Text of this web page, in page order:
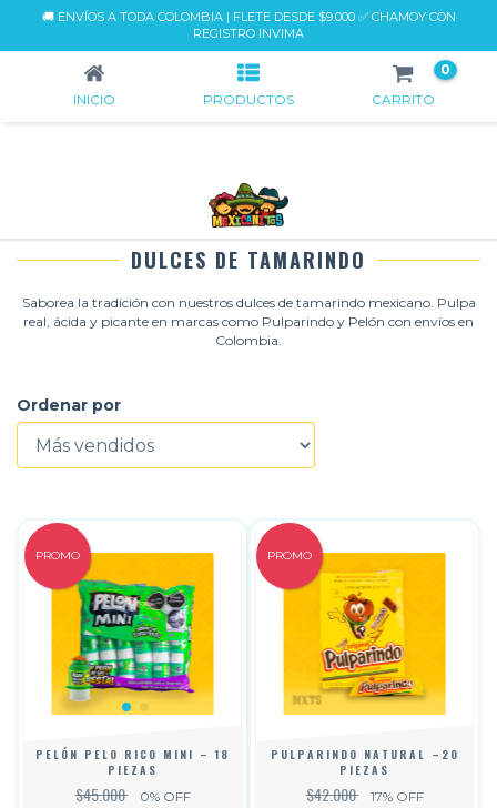
🚚 ENVÍOS A TODA COLOMBIA | FLETE DESDE $9.000 ✅ CHAMOY CON
REGISTRO INVIMA
DULCES DE TAMARINDO
INICIO PRODUCTOS CARRITO
0
DULCES DE TAMARINDO
Saborea la tradición con nuestros dulces de tamarindo mexicano. Pulpa
real, ácida y picante en marcas como Pulparindo y Pelón con envíos en
Colombia.
Ordenar por
PROMO
PELÓN PELO RICO MINI – 18
PIEZAS
$45.000 0% OFF
PROMO
PULPARINDO NATURAL –20
PIEZAS
$42.000 17% OFF